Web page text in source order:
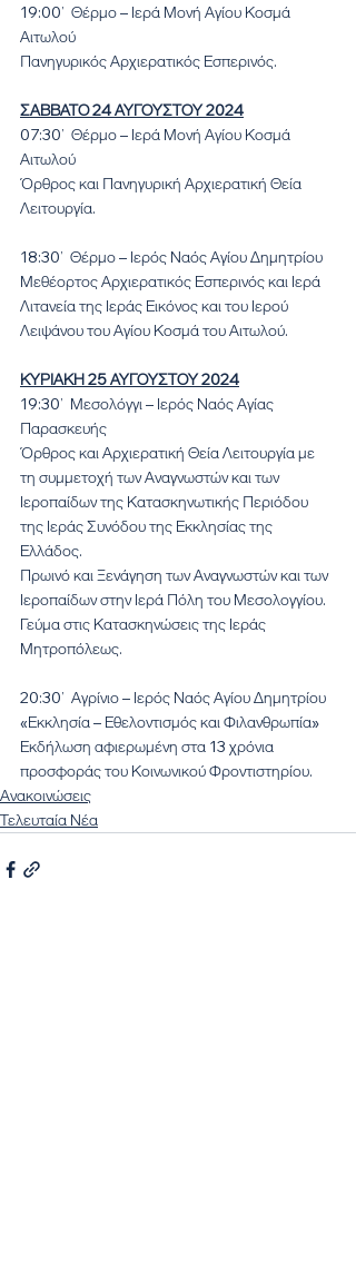
19:00’  Θέρμο – Ιερά Μονή Αγίου Κοσμά
Αιτωλού
Πανηγυρικός Αρχιερατικός Εσπερινός.
ΣΑΒΒΑΤΟ 24 ΑΥΓΟΥΣΤΟΥ 2024
07:30’  Θέρμο – Ιερά Μονή Αγίου Κοσμά
Αιτωλού
Όρθρος και Πανηγυρική Αρχιερατική Θεία
Λειτουργία.
18:30’  Θέρμο – Ιερός Ναός Αγίου Δημητρίου
Μεθέορτος Αρχιερατικός Εσπερινός και Ιερά
Λιτανεία της Ιεράς Εικόνος και του Ιερού
Λειψάνου του Αγίου Κοσμά του Αιτωλού.
ΚΥΡΙΑΚΗ 25 ΑΥΓΟΥΣΤΟΥ 2024
19:30’  Μεσολόγγι – Ιερός Ναός Αγίας
Παρασκευής
Όρθρος και Αρχιερατική Θεία Λειτουργία με
τη συμμετοχή των Αναγνωστών και των
Ιεροπαίδων της Κατασκηνωτικής Περιόδου
της Ιεράς Συνόδου της Εκκλησίας της
Ελλάδος.
Πρωινό και Ξενάγηση των Αναγνωστών και των
Ιεροπαίδων στην Ιερά Πόλη του Μεσολογγίου.
Γεύμα στις Κατασκηνώσεις της Ιεράς
Μητροπόλεως.
20:30’  Αγρίνιο – Ιερός Ναός Αγίου Δημητρίου
«Εκκλησία – Εθελοντισμός και Φιλανθρωπία»
Εκδήλωση αφιερωμένη στα 13 χρόνια
προσφοράς του Κοινωνικού Φροντιστηρίου.
Ανακοινώσεις
Τελευταία Νέα